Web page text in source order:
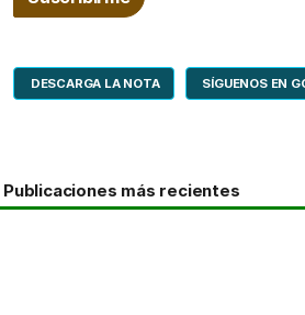
DESCARGA LA NOTA SÍGUENOS EN
Publicaciones más recientes